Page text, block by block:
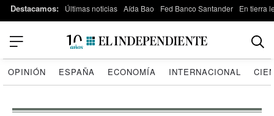
Destacamos: Últimas noticias Aída Bao Fed Banco Santander En tierra
OPINIÓN ESPAÑA ECONOMÍA INTERNACIONAL